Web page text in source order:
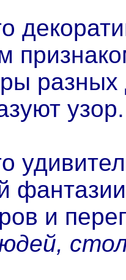
узор.
и